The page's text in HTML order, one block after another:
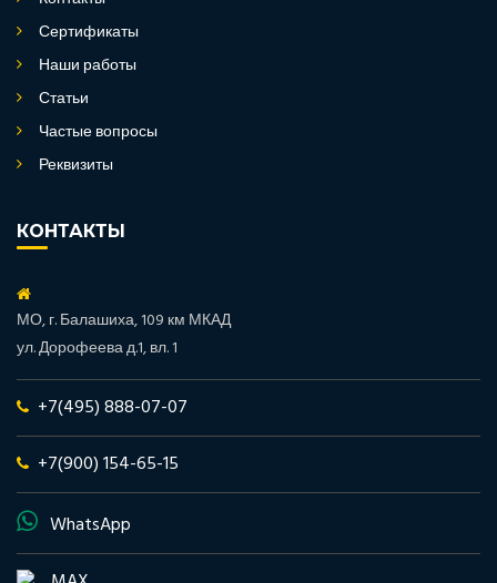
Сертификаты
Наши работы
Статьи
Частые вопросы
Реквизиты
КОНТАКТЫ
МО, г. Балашиха, 109 км МКАД
ул. Дорофеева д.1, вл. 1
+7(495) 888-07-07
+7(900) 154-65-15
WhatsApp